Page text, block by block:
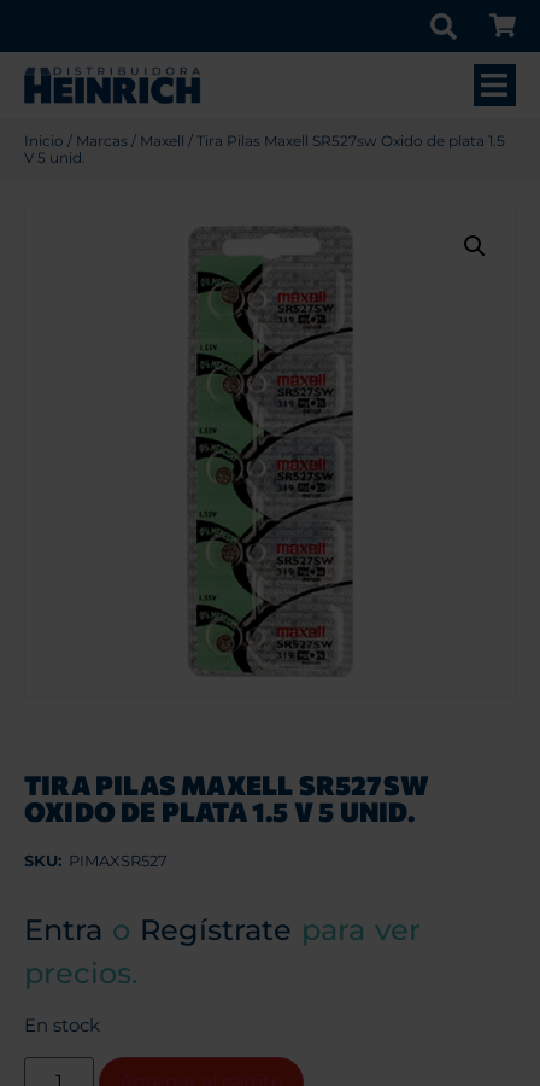
Inicio / Marcas / Maxell / Tira Pilas Maxell SR527sw Oxido de plata 1.5
V 5 unid.
TIRA PILAS MAXELL SR527SW
OXIDO DE PLATA 1.5 V 5 UNID.
SKU: PIMAXSR527
Entra o Regístrate para ver
precios.
En stock